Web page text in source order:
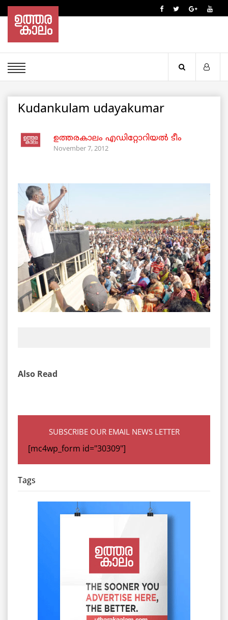
Kudankulam udayakumar
ഉത്തരകാലം എഡിറ്റോറിയല്‍ ടീം
November 7, 2012
Also Read
SUBSCRIBE OUR EMAIL NEWS LETTER
[mc4wp_form id="30309"]
Tags